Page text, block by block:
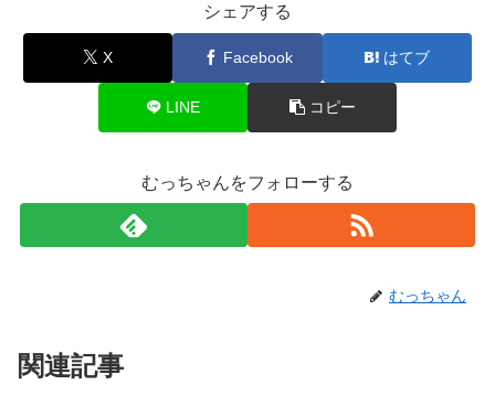
シェアする
X Facebook はてブ
LINE コピー
むっちゃんをフォローする
むっちゃん
関連記事